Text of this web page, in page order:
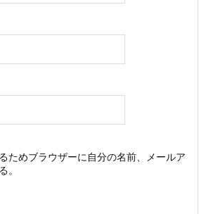
ためブラウザーに自分の名前、メールア
。